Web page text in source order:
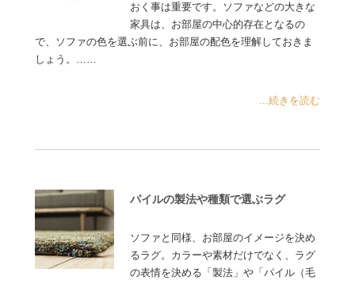
おく事は重要です。ソファなどの大きな
家具は、お部屋の中心的存在となるの
で、ソファの色を選ぶ前に、お部屋の配色を理解しておきま
しょう。……
...続きを読む
パイルの製法や種類で選ぶラグ
ソファと同様、お部屋のイメージを決め
るラグ。カラーや素材だけでなく、ラグ
の表情を決める「製法」や「パイル（毛